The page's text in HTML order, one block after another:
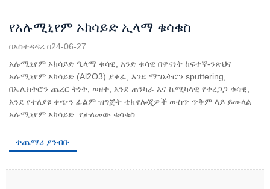
የአሉሚኒየም ኦክሳይድ ኢላማ ቁሳቁስ
በአስተዳዳሪ በ24-06-27
አሉሚኒየም ኦክሳይድ ዒላማ ቁሳዊ, አንድ ቁሳዊ በዋናነት ከፍተኛ-ንጽህና
አሉሚኒየም ኦክሳይድ (Al2O3) ያቀፈ, እንደ ማግኔትሮን sputtering,
በኤሌክትሮን ጨረር ትነት, ወዘተ, እንደ ጠንካራ እና ኬሚካላዊ የተረጋጋ ቁሳዊ,
እንደ የተለያዩ ቀጭን ፊልም ዝግጅት ቴክኖሎጂዎች ውስጥ ጥቅም ላይ ይውላል
አሉሚኒየም ኦክሳይድ. የታለመው ቁሳቁስ…
ተጨማሪ ያንብቡ